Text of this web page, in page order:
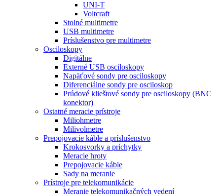
UNI-T
Voltcraft
Stolné multimetre
USB multimetre
Príslušenstvo pre multimetre
Osciloskopy
Digitálne
Externé USB osciloskopy
Napäťové sondy pre osciloskopy
Diferenciálne sondy pre osciloskop
Prúdové klieštové sondy pre osciloskopy (BNC
konektor)
Ostatné meracie prístroje
Miliohmetre
Milivolmetre
Prepojovacie káble a príslušenstvo
Krokosvorky a príchytky
Meracie hroty
Prepojovacie káble
Sady na meranie
Prístroje pre telekomunikácie
Meranie telekomunikačných vedení